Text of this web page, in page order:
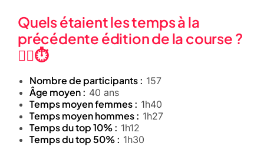
Quels étaient les temps à la
précédente édition de la course ?
🏃‍♂️⏱️
Nombre de participants : 157
Âge moyen : 40 ans
Temps moyen femmes : 1h40
Temps moyen hommes : 1h27
Temps du top 10% : 1h12
Temps du top 50% : 1h30